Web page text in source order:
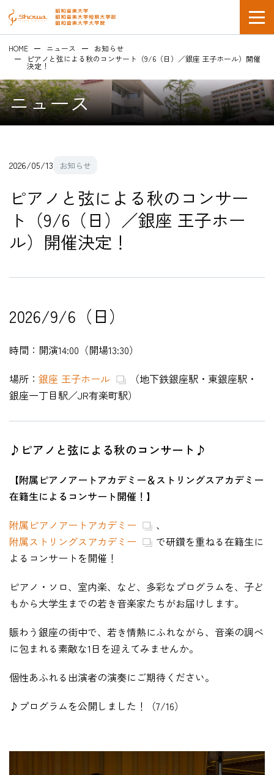
学科・コース
教員紹介
演奏会・公演・講座
大学紹介
卒業生の方
教職員の方
ニュース
HOME ニュース
お知らせ
ピアノと弦による秋のコンサート（9/6（日）／銀座 王子ホール）開催
決定！
ニュース
2026/05/13 お知らせ
ピアノと弦による秋のコンサー
ト（9/6（日）／銀座 王子ホー
ル）開催決定！
2026/9/6（日）
時間：開演14:00（開場13:30）
場所： 銀座 王子ホール
（地下鉄銀座駅・東銀座駅・
銀座一丁目駅／JR有楽町駅）
♪ピアノと弦による秋のコンサート♪
【附属ピアノアートアカデミー＆ストリングスアカデミー
在籍生によるコンサート開催！ 】
附属ピアノアートアカデミー
、
附属ストリングスアカデミー
で研鑽を重ねる在籍生に
よるコンサートを開催！
ピアノ・ソロ、室内楽、な ど、多彩なプログラムを、子ど
も から大学生までの若き音楽家たちがお届けします。
賑わう銀座の街中で、若き情熱にふれながら、 音楽の調べ
に包まれる素敵な1日を迎えてみませんか。
個性あふれる出演者の演奏にご期待ください。
♪プログラムを公開しました！（7/16）